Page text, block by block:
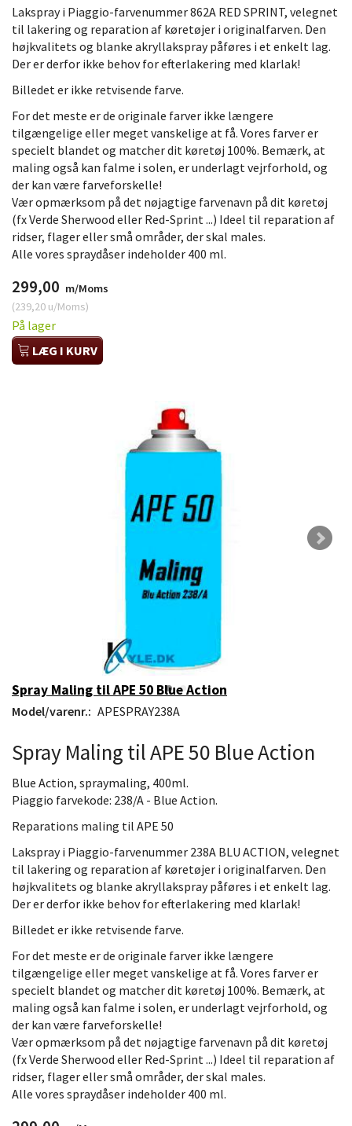
Lakspray i Piaggio-farvenummer 862A RED SPRINT, velegnet
til lakering og reparation af køretøjer i originalfarven. Den
højkvalitets og blanke akryllakspray påføres i et enkelt lag.
Der er derfor ikke behov for efterlakering med klarlak!
Billedet er ikke retvisende farve.
For det meste er de originale farver ikke længere
tilgængelige eller meget vanskelige at få. Vores farver er
specielt blandet og matcher dit køretøj 100%. Bemærk, at
maling også kan falme i solen, er underlagt vejrforhold, og
der kan være farveforskelle!
Vær opmærksom på det nøjagtige farvenavn på dit køretøj
(fx Verde Sherwood eller Red-Sprint ...) Ideel til reparation af
ridser, flager eller små områder, der skal males.
Alle vores spraydåser indeholder 400 ml.
299,00 m/Moms
(239,20 u/Moms)
På lager
LÆG I KURV
Spray Maling til APE 50 Blue Action
Model/varenr.: APESPRAY238A
Spray Maling til APE 50 Blue Action
Blue Action, spraymaling, 400ml.
Piaggio farvekode: 238/A - Blue Action.
Reparations maling til APE 50
Lakspray i Piaggio-farvenummer 238A BLU ACTION, velegnet
til lakering og reparation af køretøjer i originalfarven. Den
højkvalitets og blanke akryllakspray påføres i et enkelt lag.
Der er derfor ikke behov for efterlakering med klarlak!
Billedet er ikke retvisende farve.
For det meste er de originale farver ikke længere
tilgængelige eller meget vanskelige at få. Vores farver er
specielt blandet og matcher dit køretøj 100%. Bemærk, at
maling også kan falme i solen, er underlagt vejrforhold, og
der kan være farveforskelle!
Vær opmærksom på det nøjagtige farvenavn på dit køretøj
(fx Verde Sherwood eller Red-Sprint ...) Ideel til reparation af
ridser, flager eller små områder, der skal males.
Alle vores spraydåser indeholder 400 ml.